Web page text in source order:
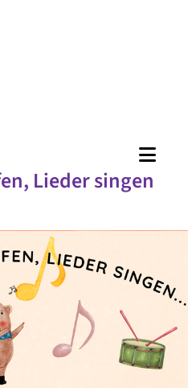
Lieder singen